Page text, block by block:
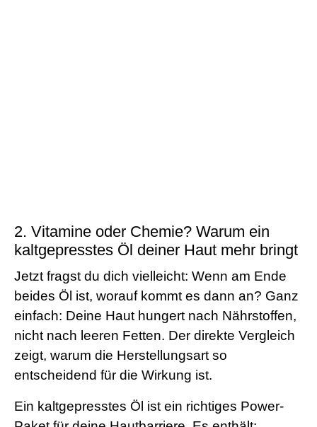
2. Vitamine oder Chemie? Warum ein
kaltgepresstes Öl deiner Haut mehr bringt
Jetzt fragst du dich vielleicht: Wenn am Ende
beides Öl ist, worauf kommt es dann an? Ganz
einfach: Deine Haut hungert nach Nährstoffen,
nicht nach leeren Fetten. Der direkte Vergleich
zeigt, warum die Herstellungsart so
entscheidend für die Wirkung ist.
Ein kaltgepresstes Öl ist ein richtiges Power-